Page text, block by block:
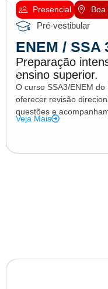
Presencial Boa
Pré-vestibular
ENEM / SSA
Preparação
ensino superior.
O curso SSA3/ENEM
oferecer revisão
questões e
Veja Mais